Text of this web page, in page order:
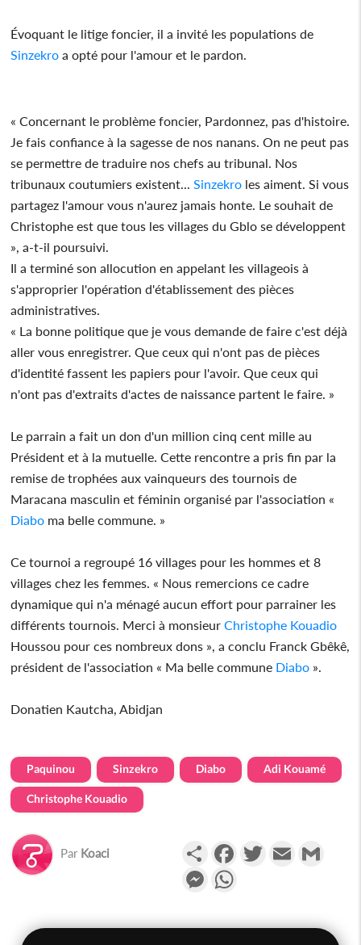
Évoquant le litige foncier, il a invité les populations de
Sinzekro a opté pour l'amour et le pardon.
« Concernant le problème foncier, Pardonnez, pas d'histoire.
Je fais confiance à la sagesse de nos nanans. On ne peut pas
se permettre de traduire nos chefs au tribunal. Nos
tribunaux coutumiers existent... Sinzekro les aiment. Si vous
partagez l'amour vous n'aurez jamais honte. Le souhait de
Christophe est que tous les villages du Gblo se développent
», a-t-il poursuivi.
Il a terminé son allocution en appelant les villageois à
s'approprier l'opération d'établissement des pièces
administratives.
« La bonne politique que je vous demande de faire c'est déjà
aller vous enregistrer. Que ceux qui n'ont pas de pièces
d'identité fassent les papiers pour l'avoir. Que ceux qui
n'ont pas d'extraits d'actes de naissance partent le faire. »
Le parrain a fait un don d'un million cinq cent mille au
Président et à la mutuelle. Cette rencontre a pris fin par la
remise de trophées aux vainqueurs des tournois de
Maracana masculin et féminin organisé par l'association «
Diabo ma belle commune. »
Ce tournoi a regroupé 16 villages pour les hommes et 8
villages chez les femmes. « Nous remercions ce cadre
dynamique qui n'a ménagé aucun effort pour parrainer les
différents tournois. Merci à monsieurChristophe Kouadio
Houssou pour ces nombreux dons », a conclu Franck Gbêkê,
président de l'association « Ma belle commune Diabo ».
Donatien Kautcha, Abidjan
Paquinou Sinzekro Diabo Adi Kouamé
Christophe Kouadio
Par Koaci PartagerFacebookTwitterEmail
Messenger